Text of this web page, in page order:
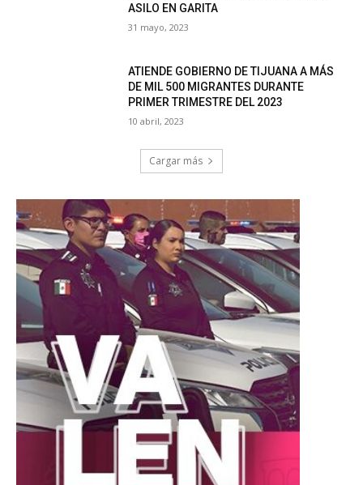
ASILO EN GARITA
31 mayo, 2023
ATIENDE GOBIERNO DE TIJUANA A MÁS
DE MIL 500 MIGRANTES DURANTE
PRIMER TRIMESTRE DEL 2023
10 abril, 2023
Cargar más